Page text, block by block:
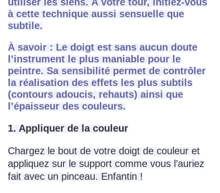
à cette technique aussi sensuelle que
subtile.
À savoir : Le doigt est sans aucun doute
l’instrument le plus maniable pour le
peintre. Sa sensibilité permet de contrôler
la réalisation des effets les plus subtils
(contours adoucis, rehauts) ainsi que
l’épaisseur des couleurs.
1. Appliquer de la couleur
Chargez le bout de votre doigt de couleur et
appliquez sur le support comme vous l’auriez
fait avec un pinceau. Enfantin !